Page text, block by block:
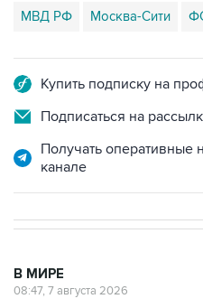
МВД РФ Москва-Сити
Купить подписку на
Подписаться на
Получать оперативные
канале
В МИРЕ
08:47, 7 августа 2026